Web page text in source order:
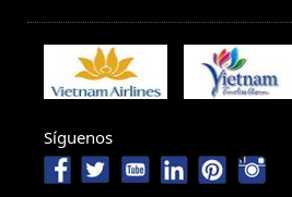
,Viagens para
Tailandia (1) ,
Paquetes de
Pacotes de viagens
myanmar (1) ,
personalizados (2) ,Delta do
Síguenos